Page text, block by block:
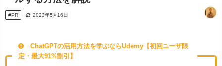
#PR 2023年5月16日
ChatGPTの活用方法を学ぶならUdemy【初回ユーザ限
定・最大91%割引】